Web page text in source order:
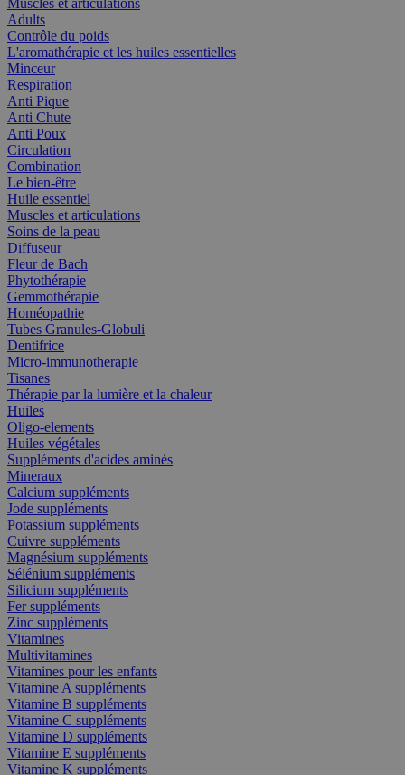
Adults
Contrôle du poids
L'aromathérapie et les huiles essentielles
Minceur
Respiration
Anti Pique
Anti Chute
Anti Poux
Circulation
Combination
Le bien-être
Huile essentiel
Muscles et articulations
Soins de la peau
Diffuseur
Fleur de Bach
Phytothérapie
Gemmothérapie
Homéopathie
Tubes Granules-Globuli
Dentifrice
Micro-immunotherapie
Tisanes
Thérapie par la lumière et la chaleur
Huiles
Oligo-elements
Huiles végétales
Suppléments d'acides aminés
Mineraux
Calcium suppléments
Jode suppléments
Potassium suppléments
Cuivre suppléments
Magnésium suppléments
Sélénium suppléments
Silicium suppléments
Fer suppléments
Zinc suppléments
Vitamines
Multivitamines
Vitamines pour les enfants
Vitamine A suppléments
Vitamine B suppléments
Vitamine C suppléments
Vitamine D suppléments
Vitamine E suppléments
Vitamine K suppléments